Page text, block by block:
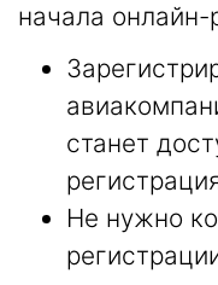
начала онлайн-
станет
Не нужно